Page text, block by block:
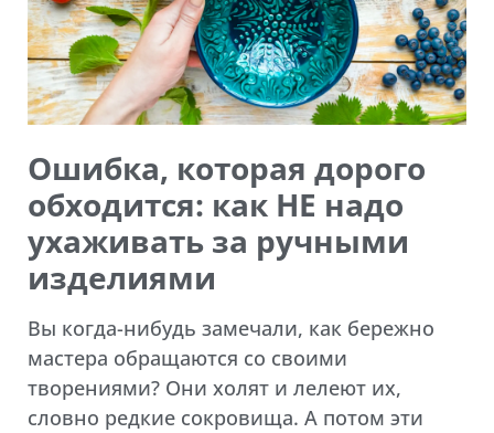
Ошибка, которая дорого
обходится: как НЕ надо
ухаживать за ручными
изделиями
Вы когда-нибудь замечали, как бережно
мастера обращаются со своими
творениями? Они холят и лелеют их,
словно редкие сокровища. А потом эти